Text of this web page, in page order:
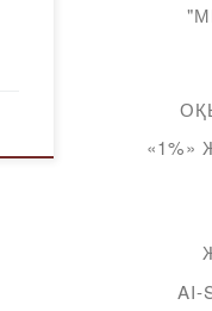
«1%»
AI-